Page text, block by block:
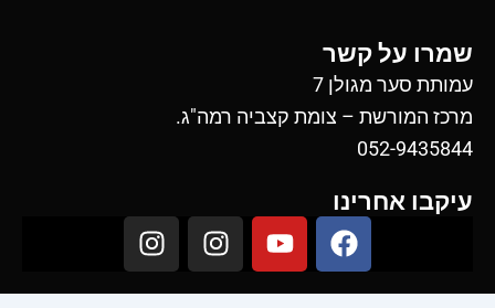
שמרו על קשר
עמותת סער מגולן 7
מרכז המורשת – צומת קצביה רמה"ג.
052-9435844
עיקבו אחרינו
F
a
c
Y
o
u
I
n
s
I
n
s